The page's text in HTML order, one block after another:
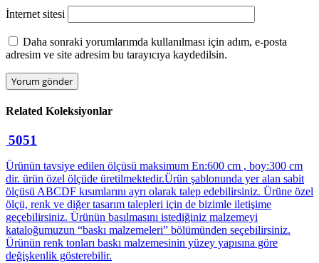
İnternet sitesi
Daha sonraki yorumlarımda kullanılması için adım, e-posta
adresim ve site adresim bu tarayıcıya kaydedilsin.
Related Koleksiyonlar
5051
Ürünün tavsiye edilen ölçüsü maksimum En:600 cm , boy:300 cm
dir. ürün özel ölçüde üretilmektedir.Ürün şablonunda yer alan sabit
ölçüsü ABCDF kısımlarını ayrı olarak talep edebilirsiniz. Ürüne özel
ölçü, renk ve diğer tasarım talepleri için de bizimle iletişime
geçebilirsiniz. Ürünün basılmasını istediğiniz malzemeyi
kataloğumuzun “baskı malzemeleri” bölümünden seçebilirsiniz.
Ürünün renk tonları baskı malzemesinin yüzey yapısına göre
değişkenlik gösterebilir.